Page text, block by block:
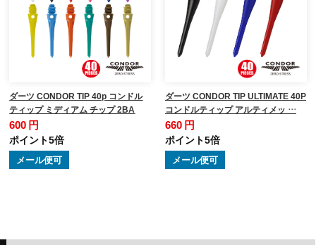
ダーツ CONDOR TIP 40p コンドル
ティップ ミディアム チップ 2BA
600 円
ポイント5倍
メール便可
ダーツ CONDOR TIP ULTIMATE 40P
コンドルティップ アルティメッ …
660 円
ポイント5倍
メール便可